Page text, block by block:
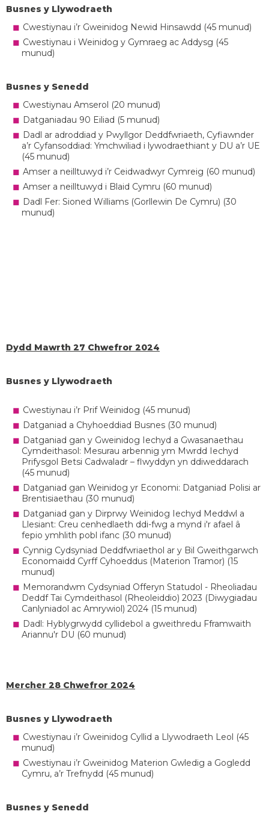
Busnes y Llywodraeth
Cwestiynau i’r Gweinidog Newid Hinsawdd (45 munud)
Cwestiynau i Weinidog y Gymraeg ac Addysg (45
munud)
Busnes y Senedd
Cwestiynau Amserol (20 munud)
Datganiadau 90 Eiliad (5 munud)
Dadl ar adroddiad y Pwyllgor Deddfwriaeth, Cyfiawnder
a’r Cyfansoddiad: Ymchwiliad i lywodraethiant y DU a’r UE
(45 munud)
Amser a neilltuwyd i’r Ceidwadwyr Cymreig (60 munud)
Amser a neilltuwyd i Blaid Cymru (60 munud)
Dadl Fer: Sioned Williams (Gorllewin De Cymru) (30
munud)
Dydd Mawrth 27 Chwefror 2024
Busnes y Llywodraeth
Cwestiynau i’r Prif Weinidog (45 munud)
Datganiad a Chyhoeddiad Busnes (30 munud)
Datganiad gan y Gweinidog Iechyd a Gwasanaethau
Cymdeithasol: Mesurau arbennig ym Mwrdd Iechyd
Prifysgol Betsi Cadwaladr – flwyddyn yn ddiweddarach
(45 munud)
Datganiad gan Weinidog yr Economi: Datganiad Polisi ar
Brentisiaethau (30 munud)
Datganiad gan y Dirprwy Weinidog Iechyd Meddwl a
Llesiant: Creu cenhedlaeth ddi-fwg a mynd i'r afael â
fepio ymhlith pobl ifanc (30 munud)
Cynnig Cydsyniad Deddfwriaethol ar y Bil Gweithgarwch
Economaidd Cyrff Cyhoeddus (Materion Tramor) (15
munud)
Memorandwm Cydsyniad Offeryn Statudol - Rheoliadau
Deddf Tai Cymdeithasol (Rheoleiddio) 2023 (Diwygiadau
Canlyniadol ac Amrywiol) 2024 (15 munud)
Dadl: Hyblygrwydd cyllidebol a gweithredu Fframwaith
Ariannu'r DU (60 munud)
Mercher 28 Chwefror 2024
Busnes y Llywodraeth
Cwestiynau i’r Gweinidog Cyllid a Llywodraeth Leol (45
munud)
Cwestiynau i’r Gweinidog Materion Gwledig a Gogledd
Cymru, a’r Trefnydd (45 munud)
Busnes y Senedd